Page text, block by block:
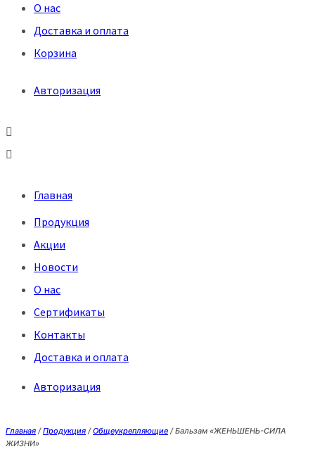
О нас
Доставка и оплата
Корзина
Авторизация
Меню
Главная
Продукция
Акции
Новости
О нас
Сертификаты
Контакты
Доставка и оплата
Авторизация
Главная / Продукция / Общеукрепляющие / Бальзам «ЖЕНЬШЕНЬ-СИЛА
ЖИЗНИ»